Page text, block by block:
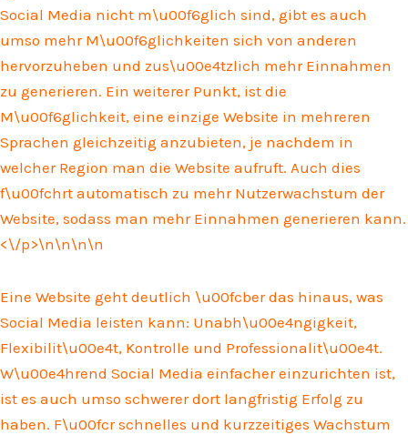
Social Media nicht m\u00f6glich sind, gibt es auch
umso mehr M\u00f6glichkeiten sich von anderen
hervorzuheben und zus\u00e4tzlich mehr Einnahmen
zu generieren. Ein weiterer Punkt, ist die
M\u00f6glichkeit, eine einzige Website in mehreren
Sprachen gleichzeitig anzubieten, je nachdem in
welcher Region man die Website aufruft. Auch dies
f\u00fchrt automatisch zu mehr Nutzerwachstum der
Website, sodass man mehr Einnahmen generieren kann.
<\/p>\n\n\n\n
Eine Website geht deutlich \u00fcber das hinaus, was
Social Media leisten kann: Unabh\u00e4ngigkeit,
Flexibilit\u00e4t, Kontrolle und Professionalit\u00e4t.
W\u00e4hrend Social Media einfacher einzurichten ist,
ist es auch umso schwerer dort langfristig Erfolg zu
haben. F\u00fcr schnelles und kurzzeitiges Wachstum